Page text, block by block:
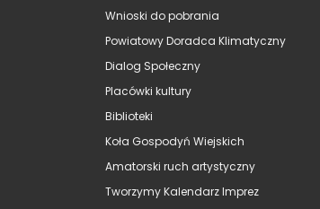
Wnioski do pobrania
Powiatowy Doradca Klimatyczny
Dialog Społeczny
Placówki kultury
Biblioteki
Koła Gospodyń Wiejskich
Amatorski ruch artystyczny
Tworzymy Kalendarz Imprez